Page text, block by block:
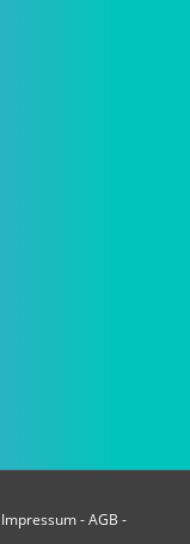
Impressum-AGB -